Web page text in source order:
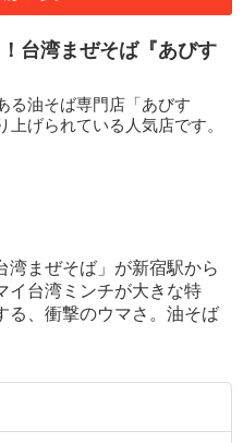
台湾まぜそば『あびす
る油そば専門店「あびす
げられている人気店です。
湾まぜそば」が新宿駅から
イ台湾ミンチが大きな特
る、衝撃のウマさ。油そば